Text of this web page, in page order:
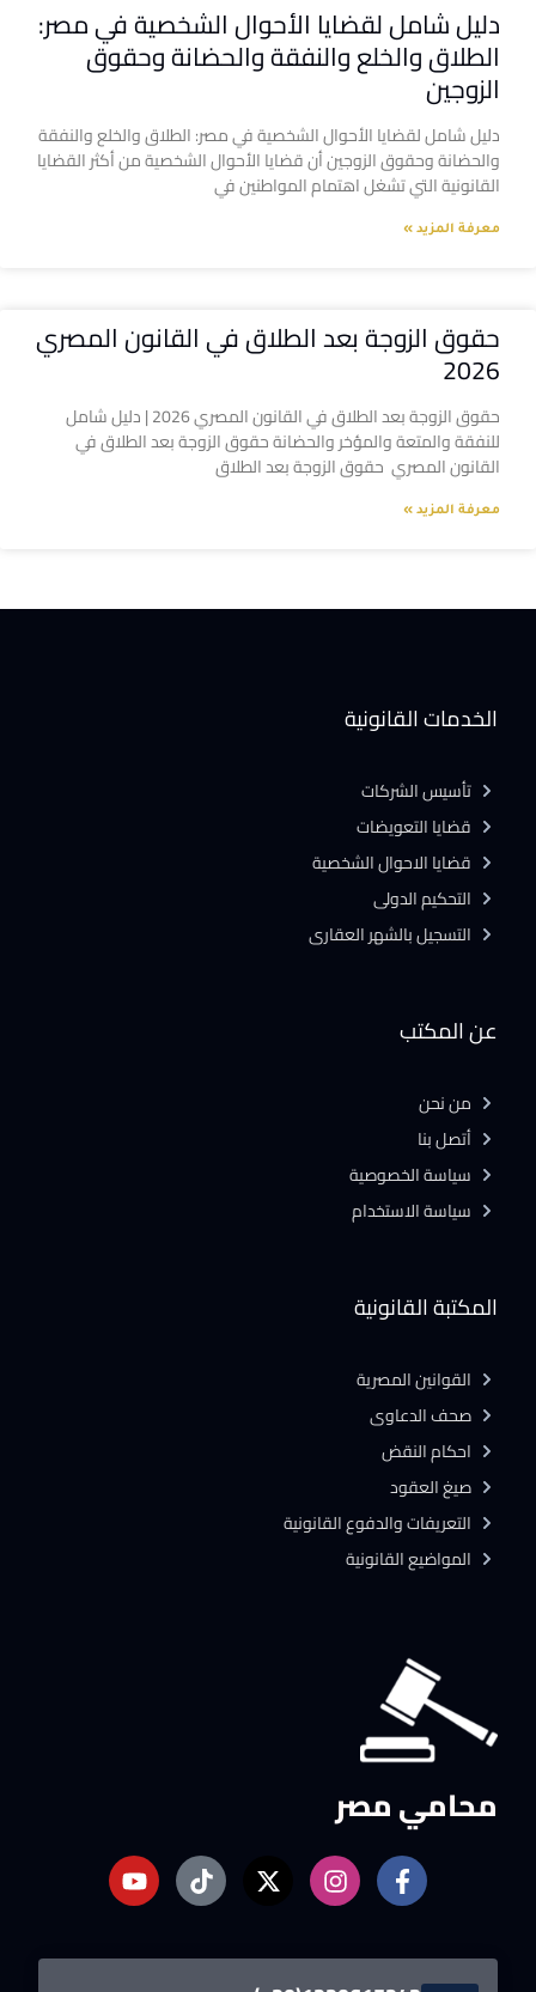
دليل شامل لقضايا الأحوال الشخصية في مصر:
الطلاق والخلع والنفقة والحضانة وحقوق
الزوجين
دليل شامل لقضايا الأحوال الشخصية في مصر: الطلاق والخلع والنفقة
والحضانة وحقوق الزوجين أن قضايا الأحوال الشخصية من أكثر القضايا
القانونية التي تشغل اهتمام المواطنين في
معرفة المزيد »
حقوق الزوجة بعد الطلاق في القانون المصري
2026
حقوق الزوجة بعد الطلاق في القانون المصري 2026 | دليل شامل
للنفقة والمتعة والمؤخر والحضانة حقوق الزوجة بعد الطلاق في
القانون المصري حقوق الزوجة بعد الطلاق
معرفة المزيد »
محامي مصر
المكتبة القانونية
القوانين المصرية
صحف الدعاوى
احكام النقض
صيغ العقود
التعريفات والدفوع القانونية
المواضيع القانونية
عن المكتب
من نحن
أتصل بنا
سياسة الخصوصية
سياسة الاستخدام
الخدمات القانونية
تأسيس الشركات
قضايا التعويضات
قضايا الاحوال الشخصية
التحكيم الدولى
التسجيل بالشهر العقارى